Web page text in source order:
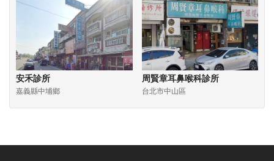
安禾診所
嘉義縣中埔鄉
周賢章耳鼻喉科診所
台北市中山區